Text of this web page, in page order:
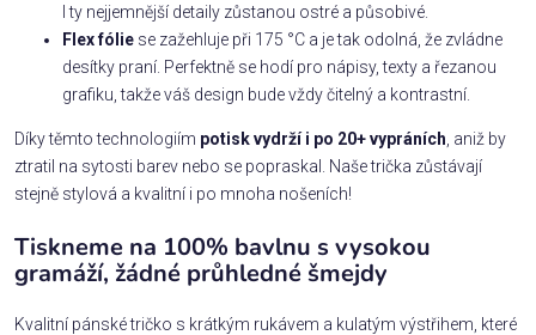
I ty nejjemnější detaily zůstanou ostré a působivé.
Flex fólie se zažehluje při 175 °C a je tak odolná, že zvládne
desítky praní. Perfektně se hodí pro nápisy, texty a řezanou
grafiku, takže váš design bude vždy čitelný a kontrastní.
Díky těmto technologiím potisk vydrží i po 20+ vypráních , aniž by
ztratil na sytosti barev nebo se popraskal. Naše trička zůstávají
stejně stylová a kvalitní i po mnoha nošeních!
Tiskneme na 100% bavlnu s vysokou
gramáží, žádné průhledné šmejdy
Kvalitní pánské tričko s krátkým rukávem a kulatým výstřihem, které